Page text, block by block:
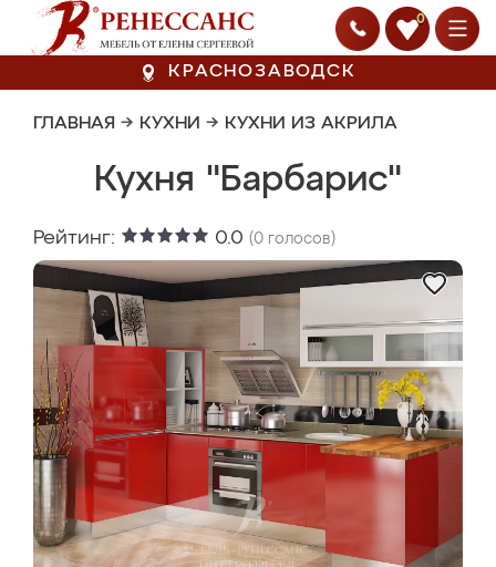
0
КРАСНОЗАВОДСК
ГЛАВНАЯ → КУХНИ → КУХНИ ИЗ АКРИЛА
Кухня "Барбарис"
Рейтинг: 0.0 (0 голосов)